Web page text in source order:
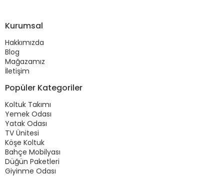
Kurumsal
Hakkımızda
Blog
Mağazamız
İletişim
Popüler Kategoriler
Koltuk Takımı
Yemek Odası
Yatak Odası
TV Ünitesi
Köşe Koltuk
Bahçe Mobilyası
Düğün Paketleri
Giyinme Odası